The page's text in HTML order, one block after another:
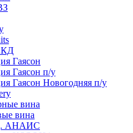
Гаясон
Гаясон п/у
Гаясон Новогодняя п/у
вина
вина
АНАИС